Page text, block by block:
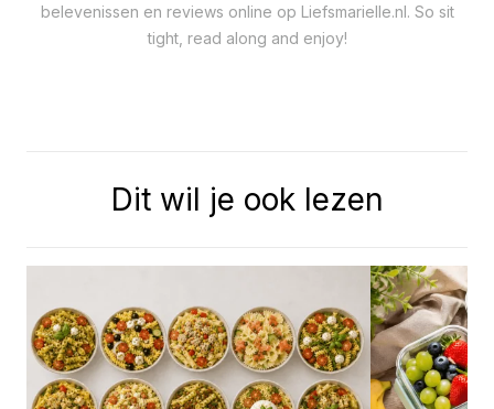
belevenissen en reviews online op Liefsmarielle.nl. So sit
tight, read along and enjoy!
Dit wil je ook lezen